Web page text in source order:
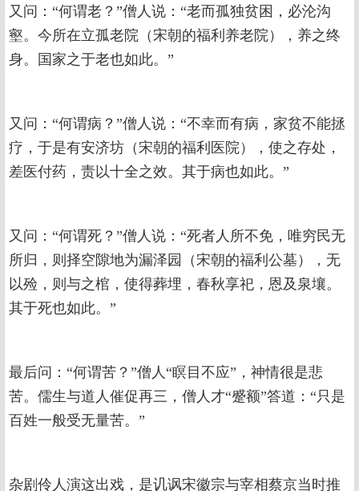
又问：“何谓老？”僧人说：“老而孤独贫困，必沦沟
壑。今所在立孤老院（宋朝的福利养老院），养之终
身。国家之于老也如此。”
又问：“何谓病？”僧人说：“不幸而有病，家贫不能拯
疗，于是有安济坊（宋朝的福利医院），使之存处，
差医付药，责以十全之效。其于病也如此。”
又问：“何谓死？”僧人说：“死者人所不免，唯穷民无
所归，则择空隙地为漏泽园（宋朝的福利公墓），无
以殓，则与之棺，使得葬埋，春秋享祀，恩及泉壤。
其于死也如此。”
最后问：“何谓苦？”僧人“瞑目不应”，神情很是悲
苦。儒生与道人催促再三，僧人才“蹙额”答道：“只是
百姓一般受无量苦。”
杂剧伶人演这出戏，是讥讽宋徽宗与宰相蔡京当时推